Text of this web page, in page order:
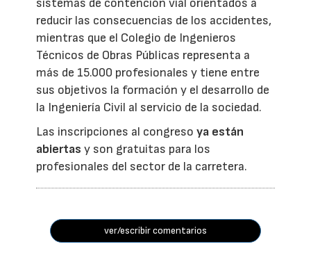
sistemas de contención vial orientados a
reducir las consecuencias de los accidentes,
mientras que el Colegio de Ingenieros
Técnicos de Obras Públicas representa a
más de 15.000 profesionales y tiene entre
sus objetivos la formación y el desarrollo de
la Ingeniería Civil al servicio de la sociedad.
Las inscripciones al congresoya están
abiertas y son gratuitas para los
profesionales del sector de la carretera.
ver/escribir comentarios